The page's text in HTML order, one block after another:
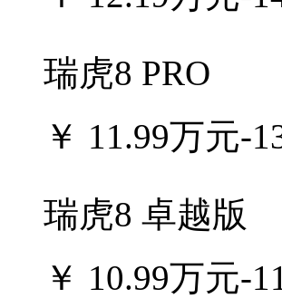
瑞虎8 PRO
￥ 11.99万元-
瑞虎8 卓越版
￥ 10.99万元-